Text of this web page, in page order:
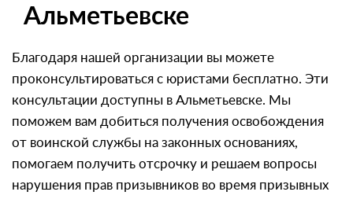
Альметьевске
Благодаря нашей организации вы можете
проконсультироваться с юристами бесплатно. Эти
консультации доступны в Альметьевске. Мы
поможем вам добиться получения освобождения
от воинской службы на законных основаниях,
помогаем получить отсрочку и решаем вопросы
нарушения прав призывников во время призывных